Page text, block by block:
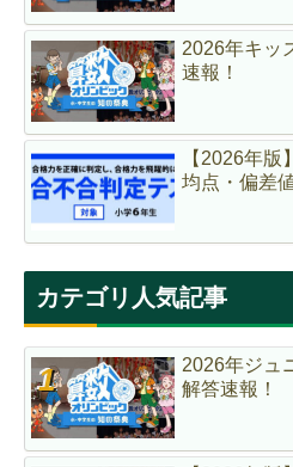
2026年キッ
速報！
【2026年
均点・偏差
カテゴリ人気記事
2026年ジュ
解答速報！